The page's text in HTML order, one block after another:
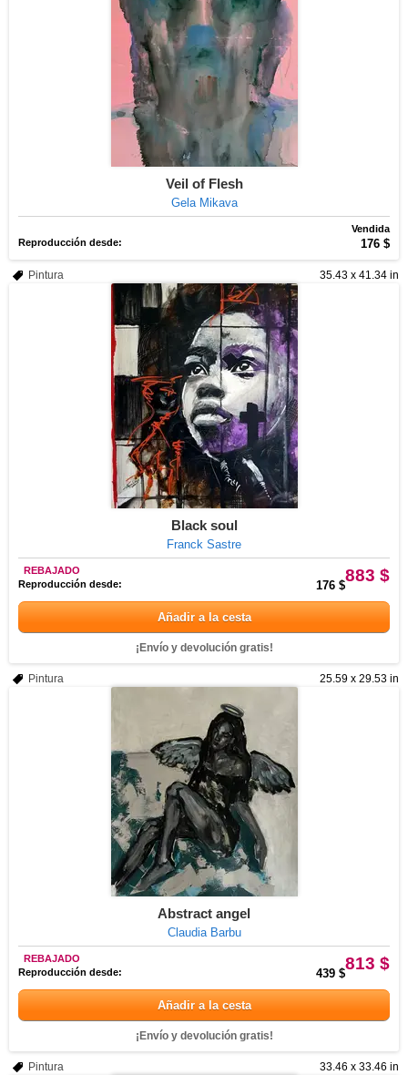
Veil of Flesh
Gela Mikava
Vendida
Reproducción desde:
176 $
35.43 x 41.34 in
Pintura
Black soul
Franck Sastre
883 $
REBAJADO
Reproducción desde:
176 $
Añadir a la cesta
¡Envío y devolución gratis!
25.59 x 29.53 in
Pintura
Abstract angel
Claudia Barbu
813 $
REBAJADO
Reproducción desde:
439 $
Añadir a la cesta
¡Envío y devolución gratis!
33.46 x 33.46 in
Pintura